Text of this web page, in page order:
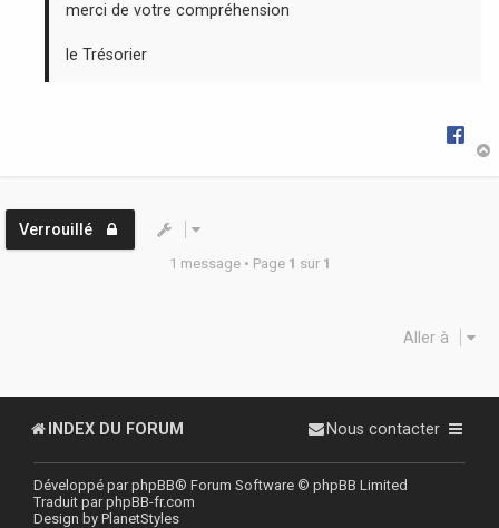
merci de votre compréhension
le Trésorier
Verrouillé
1 message • Page 1 sur 1
Aller à
INDEX DU FORUM Nous contacter
Développé parphpBB® Forum Software © phpBB Limited
Traduit parphpBB-fr.com
Design by PlanetStyles